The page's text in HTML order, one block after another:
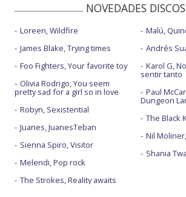
NOVEDADES DISCOS
Loreen, Wildfire
James Blake, Trying times
Foo Fighters, Your favorite toy
Olivia Rodrigo, You seem
pretty sad for a girl so in love
Robyn, Sexistential
Juanes, JuanesTeban
Sienna Spiro, Visitor
Melendi, Pop rock
The Strokes, Reality awaits
Malú,
Andrés
Karol G,
sentir tanto
Paul
Dungeon
The Black
Nil
Shania